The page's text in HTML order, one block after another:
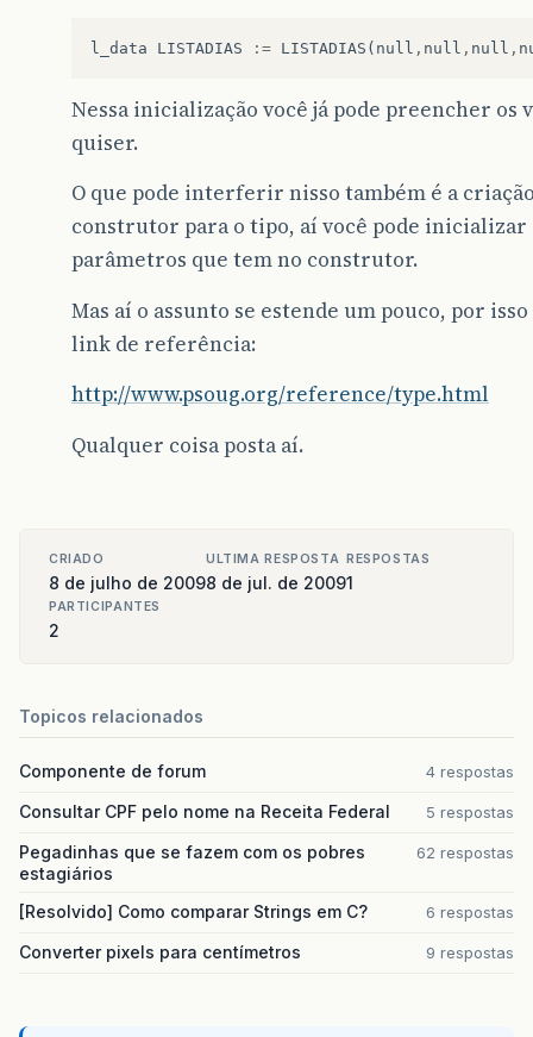
l_data LISTADIAS := LISTADIAS ( null , null , null ,
Nessa inicialização você já pode preencher os
quiser.
O que pode interferir nisso também é a
construtor para o tipo, aí você pode inicializar
parâmetros que tem no construtor.
Mas aí o assunto se estende um pouco, por
link de referência:
http://www.psoug.org/reference/type.html
Qualquer coisa posta aí.
CRIADO
8 de julho de 2009
ULTIMA RESPOSTA
8 de jul. de 2009
RESPOSTAS
1
PARTICIPANTES
2
Topicos relacionados
Componente de forum 4 respostas
Consultar CPF pelo nome na Receita Federal 5 respostas
Pegadinhas que se fazem com os pobres
estagiários
62 respostas
[Resolvido] Como comparar Strings em C? 6 respostas
Converter pixels para centímetros 9 respostas